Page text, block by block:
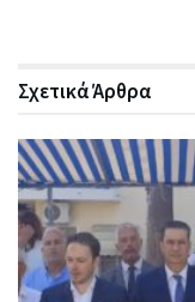
ΣχετικάΆρθρα